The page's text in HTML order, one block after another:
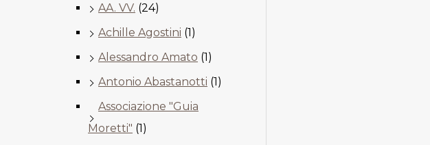
AA. VV. (24)
Achille Agostini (1)
Alessandro Amato (1)
Antonio Abastanotti (1)
Associazione "Guia
Moretti" (1)